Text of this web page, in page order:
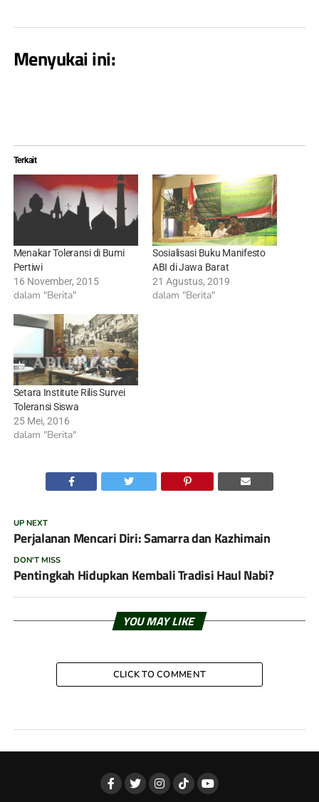
Menyukai ini:
Terkait
Menakar Toleransi di Bumi
Pertiwi
16 November, 2015
dalam "Berita"
Sosialisasi Buku Manifesto
ABI di Jawa Barat
21 Agustus, 2019
dalam "Berita"
Setara Institute Rilis Survei
Toleransi Siswa
25 Mei, 2016
dalam "Berita"
UP NEXT
Perjalanan Mencari Diri: Samarra dan Kazhimain
DON'T MISS
Pentingkah Hidupkan Kembali Tradisi Haul Nabi?
YOU MAY LIKE
CLICK TO COMMENT